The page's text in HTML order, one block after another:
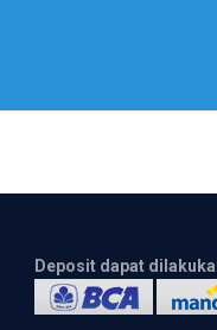
Deposit dapat